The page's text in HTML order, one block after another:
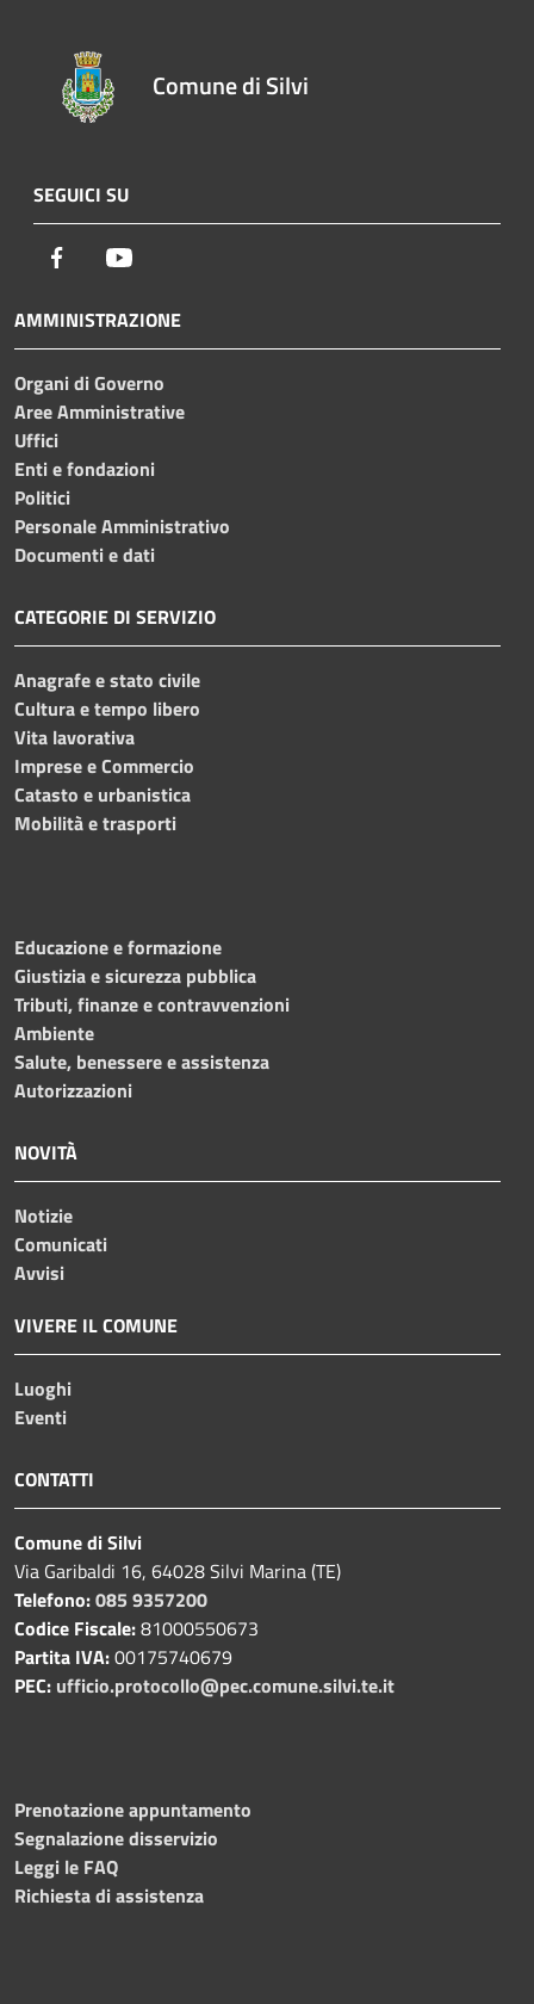
Comune di Silvi
SEGUICI SU
Facebook
AMMINISTRAZIONE
Organi di Governo
Aree Amministrative
Uffici
Enti e fondazioni
Politici
Personale Amministrativo
Documenti e dati
CATEGORIE DI SERVIZIO
Anagrafe e stato civile
Cultura e tempo libero
Vita lavorativa
Imprese e Commercio
Catasto e urbanistica
Mobilità e trasporti
Educazione e formazione
Giustizia e sicurezza pubblica
Tributi, finanze e contravvenzioni
Ambiente
Salute, benessere e assistenza
Autorizzazioni
NOVITÀ
Notizie
Comunicati
Avvisi
VIVERE IL COMUNE
Luoghi
Eventi
CONTATTI
Comune di Silvi
Via Garibaldi 16, 64028 Silvi Marina (TE)
Telefono:085 9357200
Codice Fiscale:81000550673
Partita IVA:00175740679
PEC: ufficio.protocollo@pec.comune.silvi.te.it
Prenotazione appuntamento
Segnalazione disservizio
Leggi le FAQ
Richiesta di assistenza